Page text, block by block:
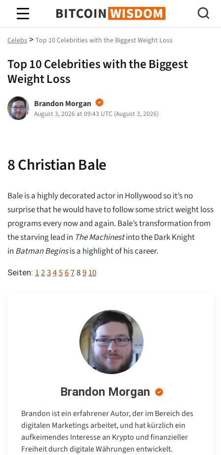
Bitcoin-Weisheit
Celebs > Top 10 Celebrities with the Biggest Weight Loss
Top 10 Celebrities with the Biggest
Weight Loss
Brandon Morgan
August 3, 2026 at 09:43 UTC (August 3, 2026)
8Christian Bale
Bale is a highly decorated actor in Hollywood so it’s no
surprise that he would have to follow some strict weight loss
programs every now and again. Bale’s transformation from
the starving lead in The Machinestinto the Dark Knight
in Batman Beginsis a highlight of his career.
Seiten: 12345678910
Brandon Morgan
Brandon ist ein erfahrener Autor, der im Bereich des
digitalen Marketings arbeitet, und hat kürzlich ein
aufkeimendes Interesse an Krypto und finanzieller
Freiheit durch digitale Währungen entwickelt.